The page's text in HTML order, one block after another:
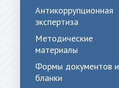
Антикоррупционная
экспертиза
Методические
материалы
Формы документов и
бланки